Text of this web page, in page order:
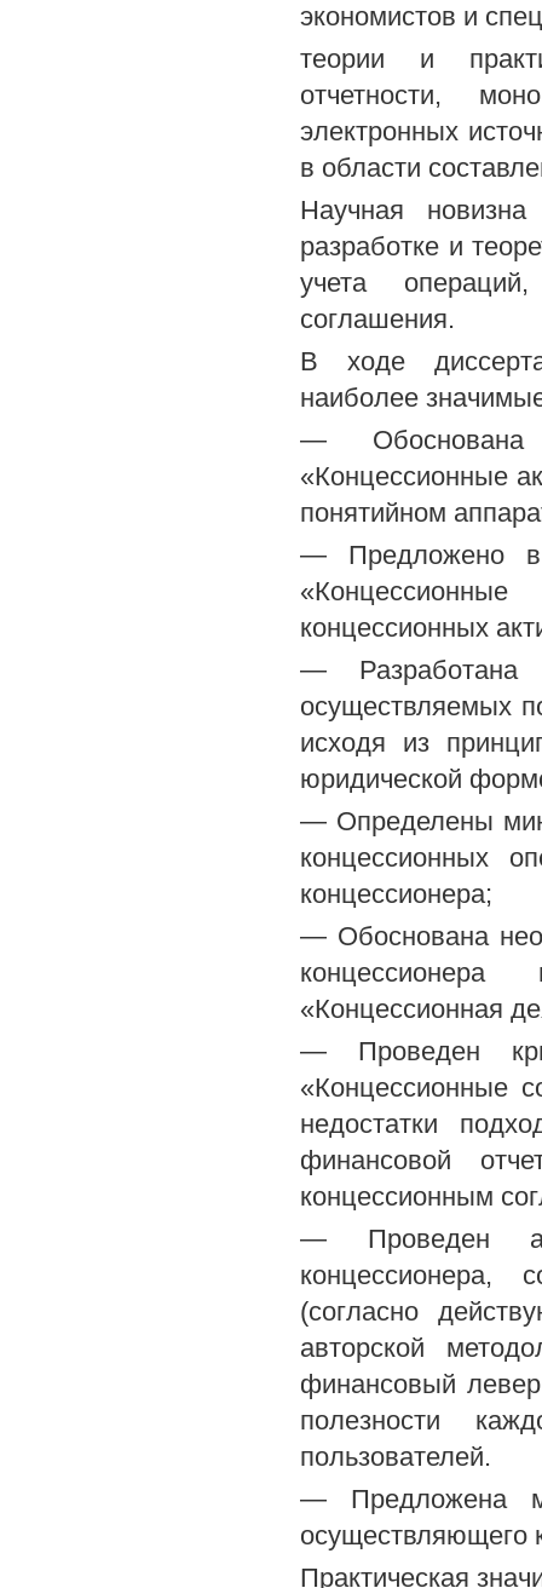
экономистов и
теории и
отчетности,
электронных
в области
Научная новизна
разработке и
учета
соглашения.
В ходе
наиболее
— Обоснована
«Концессионные
понятийном
— Предложено
концессионных
— Разработана
осуществляемых
исходя из
юридической
— Определены
концессионных
концессионера;
— Обоснована
«Концессионная
— Проведен
«Концессионные
недостатки
финансовой
концессионным
— Проведен
концессионера,
(согласно
авторской
финансовый
полезности
пользователей.
— Предложена
осуществляющего
Практическая